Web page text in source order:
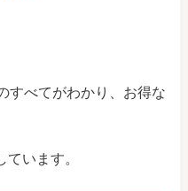
すべてがわかり、お得な
います。